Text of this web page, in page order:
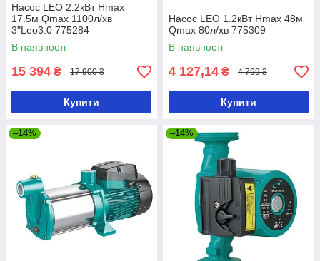
Насос LEO 2.2кВт Hmax
17.5м Qmax 1100л/хв
3"Leo3.0 775284
В наявності
15 394 ₴ 17 900 ₴
Купити
Насос LEO 1.2кВт Hmax 48м
Qmax 80л/хв 775309
В наявності
4 127,14 ₴ 4 799 ₴
Купити
–14% –14%